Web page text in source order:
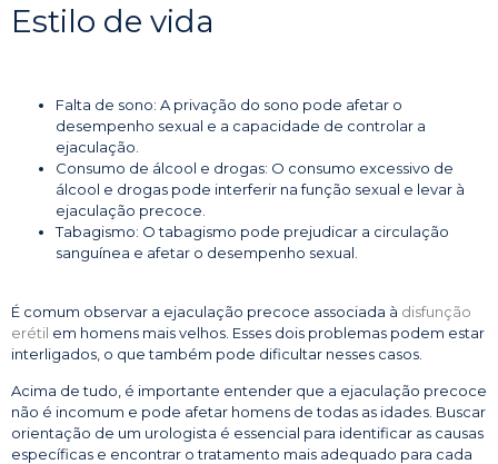
Estilo de vida
Falta de sono: A privação do sono pode afetar o
desempenho sexual e a capacidade de controlar a
ejaculação.
Consumo de álcool e drogas: O consumo excessivo de
álcool e drogas pode interferir na função sexual e levar à
ejaculação precoce.
Tabagismo: O tabagismo pode prejudicar a circulação
sanguínea e afetar o desempenho sexual.
É comum observar a ejaculação precoce associada à disfunção
erétil em homens mais velhos. Esses dois problemas podem estar
interligados, o que também pode dificultar nesses casos.
Acima de tudo, é importante entender que a ejaculação precoce
não é incomum e pode afetar homens de todas as idades. Buscar
orientação de um urologista é essencial para identificar as causas
específicas e encontrar o tratamento mais adequado para cada